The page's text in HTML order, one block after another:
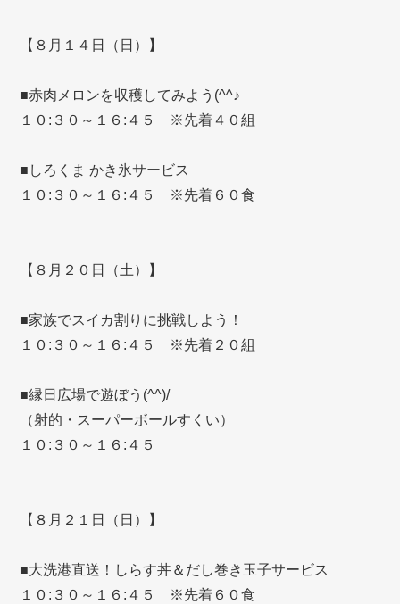
【８月１４日（日）】
■赤肉メロンを収穫してみよう(^^♪
１０:３０～１６:４５ ※先着４０組
■しろくま かき氷サービス
１０:３０～１６:４５ ※先着６０食
【８月２０日（土）】
■家族でスイカ割りに挑戦しよう！
１０:３０～１６:４５ ※先着２０組
■縁日広場で遊ぼう(^^)/
（射的・スーパーボールすくい）
１０:３０～１６:４５
【８月２１日（日）】
■大洗港直送！しらす丼＆だし巻き玉子サービス
１０:３０～１６:４５ ※先着６０食